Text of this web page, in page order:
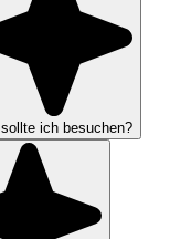
ich besuchen?